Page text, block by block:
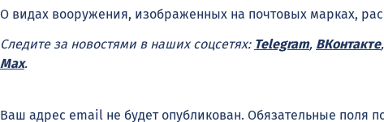
О видах вооружения, изображенных на почтовых марках,
Следите за новостями в наших соцсетях: Telegram, ВКонтакте,
Max.
Ваш адрес email не будет опубликован. Обязательные поля